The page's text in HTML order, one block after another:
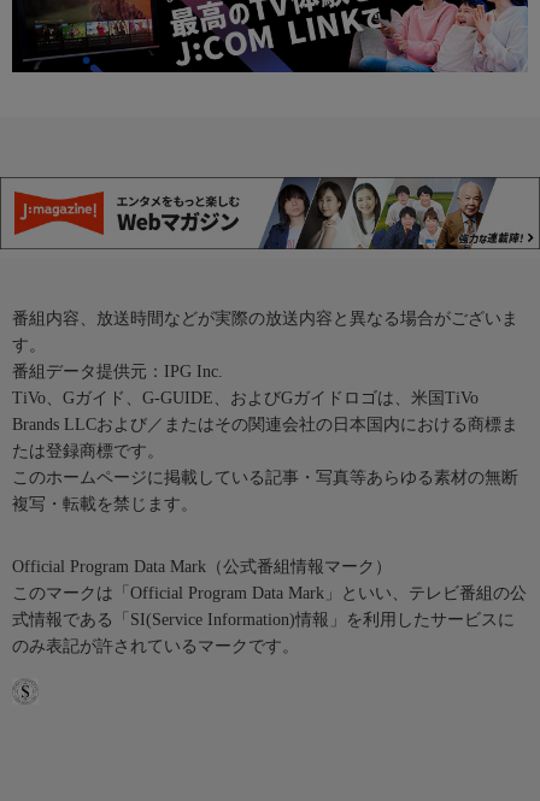
番組内容、放送時間などが実際の放送内容と異なる場合がございま
す。
番組データ提供元：IPG Inc.
TiVo、Gガイド、G-GUIDE、およびGガイドロゴは、米国TiVo
Brands LLCおよび／またはその関連会社の日本国内における商標ま
たは登録商標です。
このホームページに掲載している記事・写真等あらゆる素材の無断
複写・転載を禁じます。
Official Program Data Mark（公式番組情報マーク）
このマークは「Official Program Data Mark」といい、テレビ番組の公
式情報である「SI(Service Information)情報」を利用したサービスに
のみ表記が許されているマークです。